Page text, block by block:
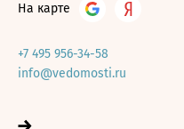
На карте
+7 495 956-34-58
info@vedomosti.ru